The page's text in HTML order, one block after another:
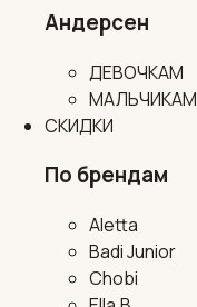
Андерсен
ДЕВОЧКАМ
МАЛЬЧИКАМ
СКИДКИ
По брендам
Aletta
Badi Junior
Chobi